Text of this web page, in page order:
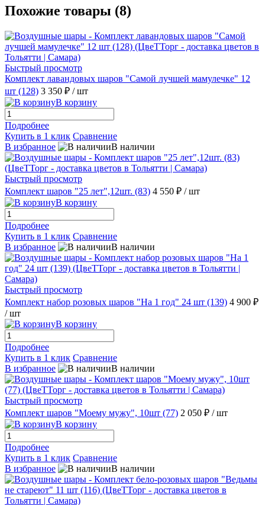
Похожие товары (8)
Быстрый просмотр
Комплект лавандовых шаров "Самой лучшей мамулечке" 12
шт (128) 3 350 ₽ / шт
В корзину
Подробнее
Купить в 1 клик Сравнение
В избранное
В наличии
Быстрый просмотр
Комплект шаров "25 лет",12шт. (83) 4 550 ₽ / шт
В корзину
Подробнее
Купить в 1 клик Сравнение
В избранное
В наличии
Быстрый просмотр
Комплект набор розовых шаров "На 1 год" 24 шт (139) 4 900 ₽
/ шт
В корзину
Подробнее
Купить в 1 клик Сравнение
В избранное
В наличии
Быстрый просмотр
Комплект шаров "Моему мужу", 10шт (77) 2 050 ₽ / шт
В корзину
Подробнее
Купить в 1 клик Сравнение
В избранное
В наличии